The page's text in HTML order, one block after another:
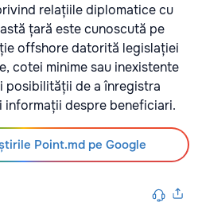
relațiile diplomatice cu
țară este cunoscută pe
offshore datorită legislației
cotei minime sau inexistente
posibilității de a înregistra
informații despre beneficiari.
Point.md pe Google